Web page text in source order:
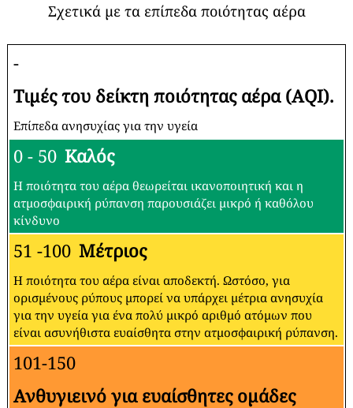
Σχετικά με τα επίπεδα ποιότητας αέρα
-
Τιμές του δείκτη ποιότητας αέρα (AQI).
Επίπεδα ανησυχίας για την υγεία
0 - 50 Καλός
Η ποιότητα του αέρα θεωρείται ικανοποιητική και η
ατμοσφαιρική ρύπανση παρουσιάζει μικρό ή καθόλου
κίνδυνο
51 -100 Μέτριος
Η ποιότητα του αέρα είναι αποδεκτή. Ωστόσο, για
ορισμένους ρύπους μπορεί να υπάρχει μέτρια ανησυχία
για την υγεία για ένα πολύ μικρό αριθμό ατόμων που
είναι ασυνήθιστα ευαίσθητα στην ατμοσφαιρική ρύπανση.
101-150
Ανθυγιεινό για ευαίσθητες ομάδες